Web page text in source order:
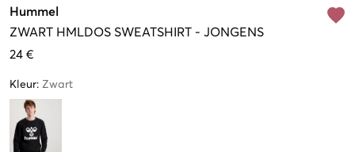
Hummel
ZWART HMLDOS SWEATSHIRT - JONGENS
24 €
Kleur: Zwart